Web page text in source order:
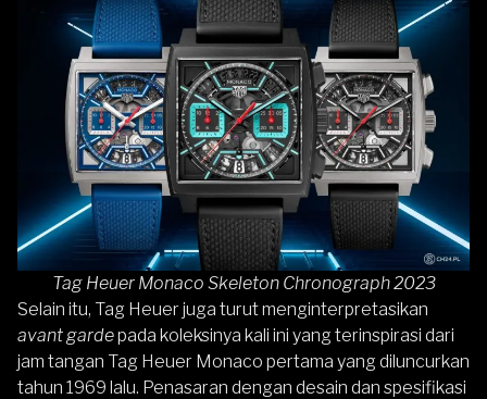
Tag Heuer Monaco Skeleton Chronograph 2023
Selain itu, Tag Heuer juga turut menginterpretasikan
avant gardepada koleksinya kali ini yang terinspirasi dari
jam tangan Tag Heuer Monaco pertama yang diluncurkan
tahun 1969 lalu. Penasaran dengan desain dan spesifikasi